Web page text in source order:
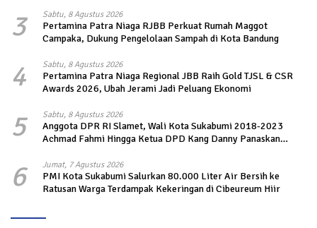
3 Sabtu, 8 Agustus 2026
Pertamina Patra Niaga RJBB Perkuat Rumah Maggot
Campaka, Dukung Pengelolaan Sampah di Kota Bandung
4 Sabtu, 8 Agustus 2026
Pertamina Patra Niaga Regional JBB Raih Gold TJSL & CSR
Awards 2026, Ubah Jerami Jadi Peluang Ekonomi
5 Sabtu, 8 Agustus 2026
Anggota DPR RI Slamet, Wali Kota Sukabumi 2018-2023
Achmad Fahmi Hingga Ketua DPD Kang Danny Panaskan
6 Jumat, 7 Agustus 2026
PMI Kota Sukabumi Salurkan 80.000 Liter Air Bersih ke
Ratusan Warga Terdampak Kekeringan di Cibeureum Hiir